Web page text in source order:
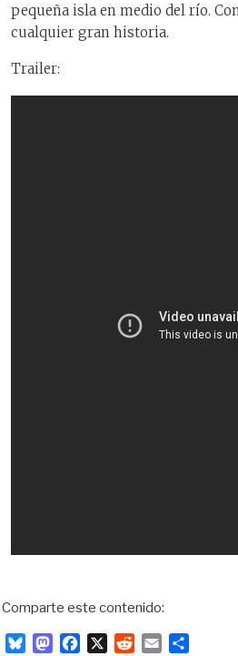
pequeña isla en medio del río.
cualquier gran historia.
Trailer:
Comparte este contenido:
M
X